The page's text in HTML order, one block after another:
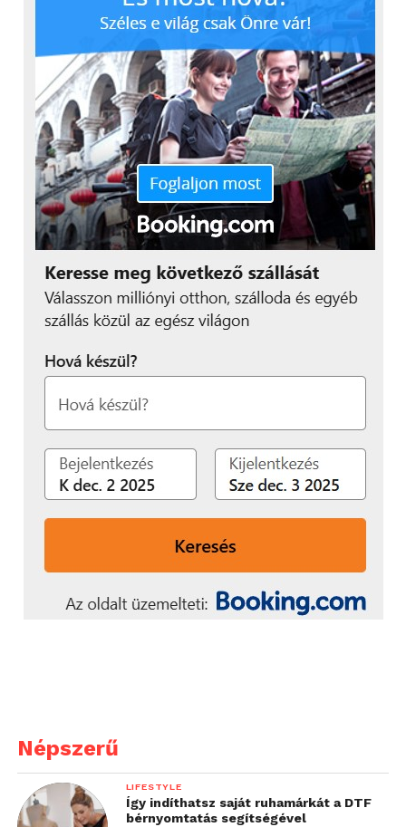
bántás.”
Bánki Benit az elején még megviselték a negatív
megnyilvánulások, azonban a szüleivel való
beszélgetések révén hamar megtanulta, mit
érdemes és mit nem érdemes magára vennie. Most
már csak egy pályatársától, szakmai oldalról érkező
kritika tudja igazán megérinteni. A jelenleg 10 éves
Csani mögött is ott állnak a szülők, akik segítik és
támogatják, ám meglepő módon, ahogy Beni meséli,
a családból a fiatal influencert érintik meg a
legkevésbé a negatív visszajelzések. Ő egyszerűen
nem törődik velük.
Még több érdekes és értékes
gondolatért nézd meg a teljes
beszélgetést:
Népszerű
LIFESTYLE
Így indíthatsz saját ruhamárkát a DTF
bérnyomtatás segítségével